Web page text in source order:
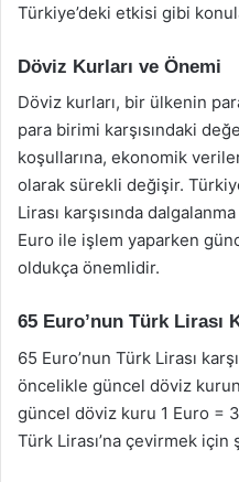
Türkiye’deki etkisi gibi
Döviz Kurları ve Önemi
Döviz kurları, bir ülkenin
para birimi karşısındaki
koşullarına, ekonomik
olarak sürekli değişir.
Lirası karşısında
Euro ile işlem yaparken
oldukça önemlidir.
65 Euro’nun Türk Lirası
65 Euro’nun Türk Lirası
öncelikle güncel döviz
güncel döviz kuru 1 Euro =
Türk Lirası’na çevirmek için